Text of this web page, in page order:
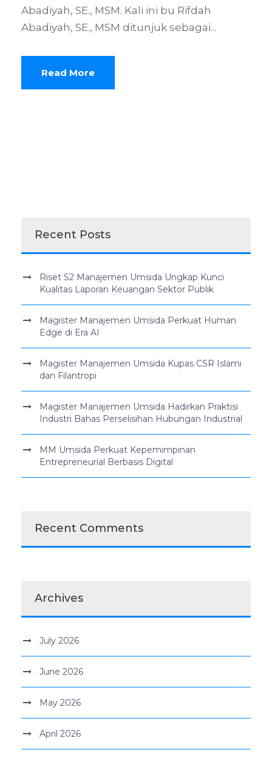
Abadiyah, SE., MSM. Kali ini bu Rifdah
Abadiyah, SE., MSM ditunjuk sebagai...
Read More
Recent Posts
Riset S2 Manajemen Umsida Ungkap Kunci
Kualitas Laporan Keuangan Sektor Publik
Magister Manajemen Umsida Perkuat Human
Edge di Era AI
Magister Manajemen Umsida Kupas CSR Islami
dan Filantropi
Magister Manajemen Umsida Hadirkan Praktisi
Industri Bahas Perselisihan Hubungan Industrial
MM Umsida Perkuat Kepemimpinan
Entrepreneurial Berbasis Digital
Recent Comments
Archives
July 2026
June 2026
May 2026
April 2026